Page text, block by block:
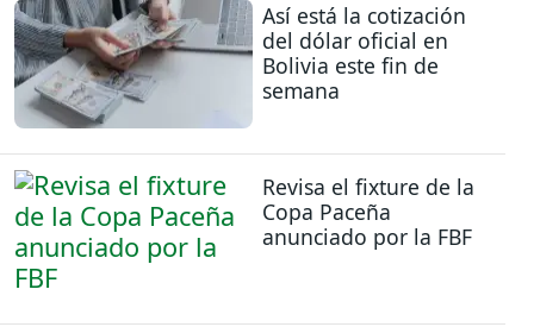
Así está la cotización
del dólar oficial en
Bolivia este fin de
semana
Revisa el fixture de la
Copa Paceña
anunciado por la FBF